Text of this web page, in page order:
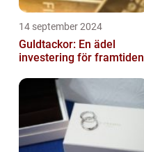
14 september 2024
Guldtackor: En ädel
investering för framtiden